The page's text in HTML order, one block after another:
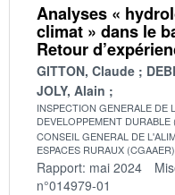
Analyses «
climat » dans le
Retour
GITTON, Claude
JOLY, Alain
INSPECTION GENERALE DE
DEVELOPPEMENT DURABLE
CONSEIL GENERAL DE
ESPACES RURAUX (CGAAER)
Rapport: mai 2024
n°014979-01